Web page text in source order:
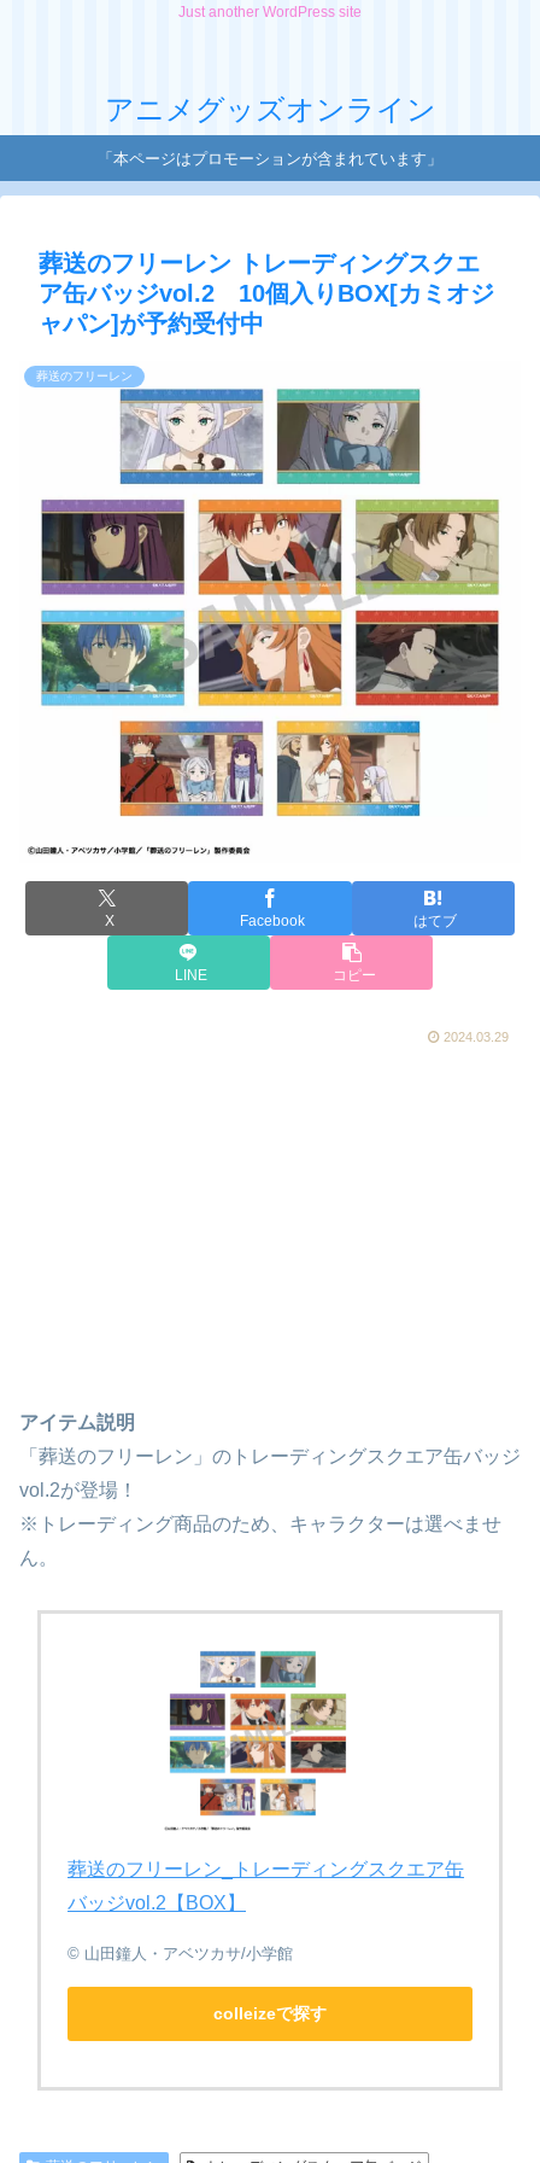
Just another WordPress site
アニメグッズオンライン
「本ページはプロモーションが含まれています」
葬送のフリーレン トレーディングスクエ
ア缶バッジvol.2 10個入りBOX[カミオジ
ャパン]が予約受付中
葬送のフリーレン
X Facebook はてブ
LINE コピー
2024.03.29
アイテム説明
「葬送のフリーレン」のトレーディングスクエア缶バッジ
vol.2が登場！
※トレーディング商品のため、キャラクターは選べませ
ん。
葬送のフリーレン_トレーディングスクエア缶
バッジvol.2【BOX】
© 山田鐘人・アベツカサ/小学館
colleizeで探す